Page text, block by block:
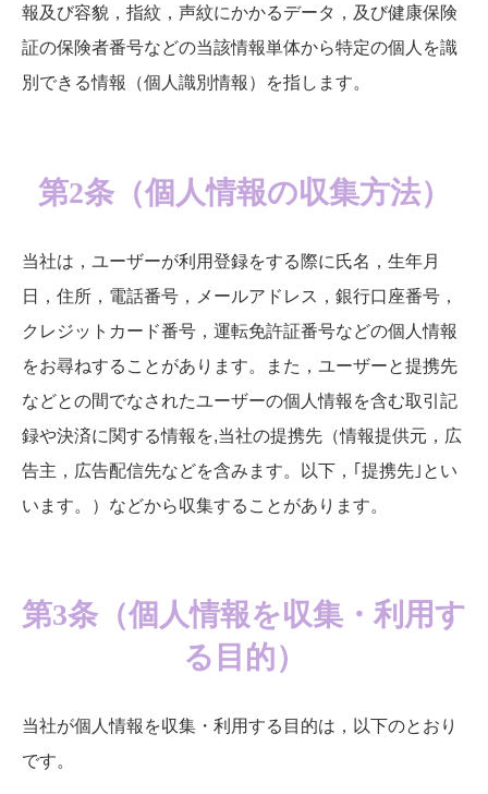
報及び容貌，指紋，声紋にかかるデータ，及び健康保険
証の保険者番号などの当該情報単体から特定の個人を識
別できる情報（個人識別情報）を指します。
第2条（個人情報の収集方法）
当社は，ユーザーが利用登録をする際に氏名，生年月
日，住所，電話番号，メールアドレス，銀行口座番号，
クレジットカード番号，運転免許証番号などの個人情報
をお尋ねすることがあります。また，ユーザーと提携先
などとの間でなされたユーザーの個人情報を含む取引記
録や決済に関する情報を,当社の提携先（情報提供元，広
告主，広告配信先などを含みます。以下，｢提携先｣とい
います。）などから収集することがあります。
第3条（個人情報を収集・利用す
る目的）
当社が個人情報を収集・利用する目的は，以下のとおり
です。